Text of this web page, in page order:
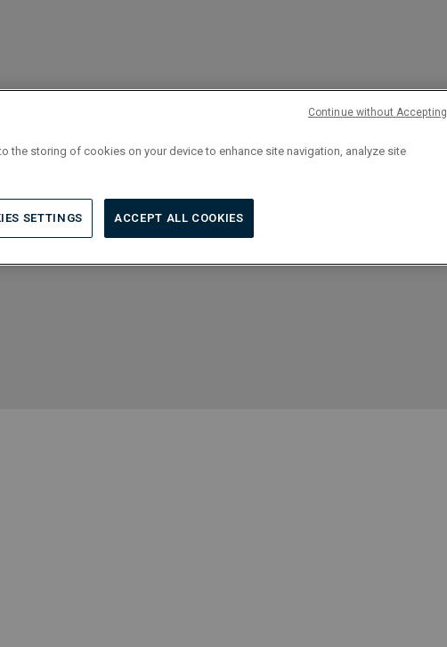
the storing of cookies on your device to enhance site navigation, analyze site
SETTINGS ACCEPT ALL COOKIES
Continue without Accepting